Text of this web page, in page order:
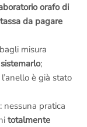
orafo di
da pagare
misura
sistemarlo;
è già stato
: nessuna pratica
totalmente